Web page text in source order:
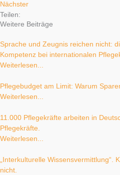
Nächster
Teilen:
Weitere Beiträge
Sprache und Zeugnis reichen nicht:
Kompetenz bei internationalen
Weiterlesen...
Pflegebudget am Limit: Warum
Weiterlesen...
11.000 Pflegekräfte arbeiten in
Pflegekräfte.
Weiterlesen...
„Interkulturelle Wissensvermittlung“.
nicht.